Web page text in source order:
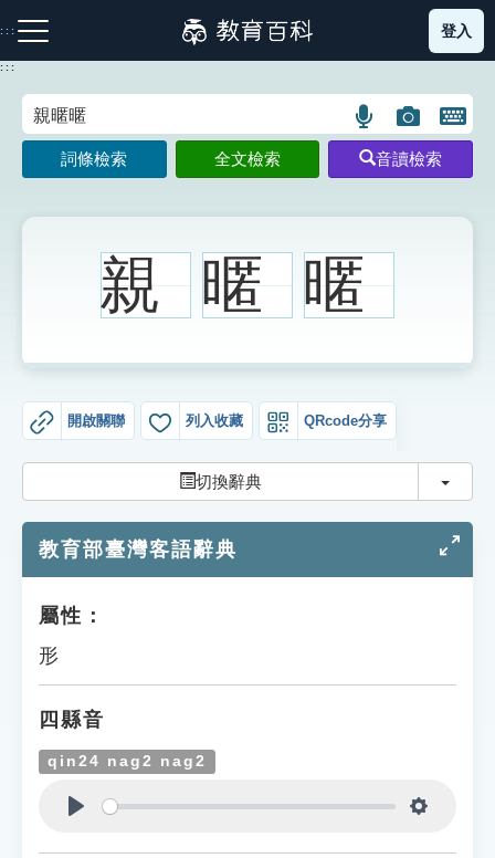
到
主
:::
注音索引圖示 筆畫索引圖示 部首索引表圖示
生字詞彙表
知識索引
遊戲專區
教學應用
貓頭鷹博士
登入
:::
語
言
搜
示
圖
片
搜
開
鍵
圖
詞條檢索 全文檢索 音讀檢索
親 暱 暱
開啟關聯 列入收藏 QRcode分享
切換辭典 切換
教育部臺灣客語辭典
屬性：
形
四縣音
qin24 nag2 nag2